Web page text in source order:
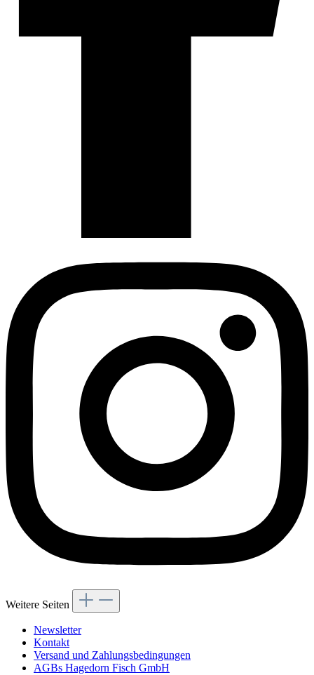
Weitere Seiten
Newsletter
Kontakt
Versand und Zahlungsbedingungen
AGBs Hagedorn Fisch GmbH